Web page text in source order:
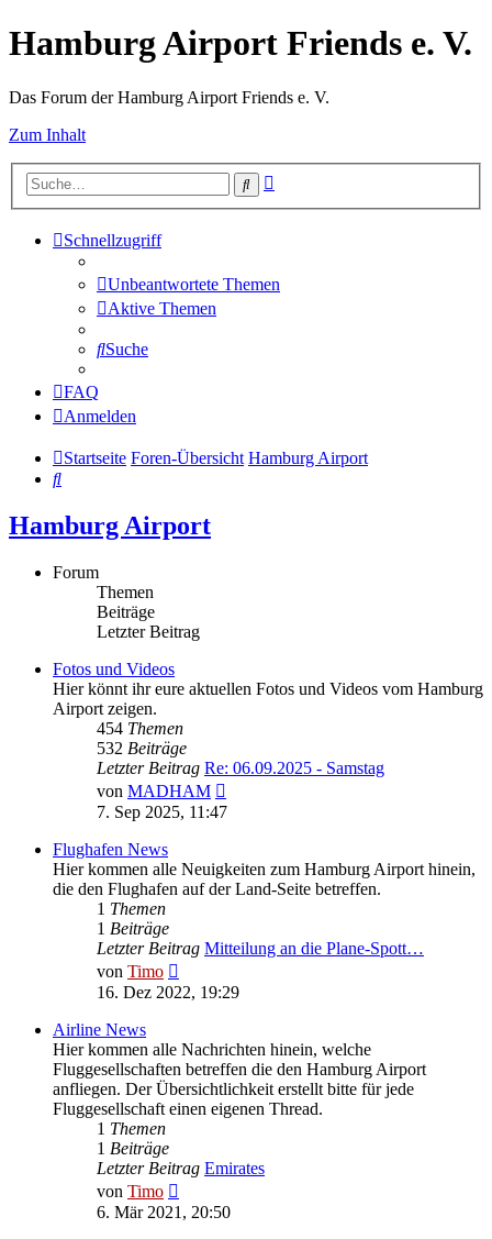
Hamburg Airport Friends e. V.
Das Forum der Hamburg Airport Friends e. V.
Zum Inhalt
Suche
Schnellzugriff
Unbeantwortete Themen
Aktive Themen
Suche
FAQ
Anmelden
Startseite Foren-Übersicht Hamburg Airport
Suche
Hamburg Airport
Forum
Themen
Beiträge
Letzter Beitrag
Fotos und Videos
Hier könnt ihr eure aktuellen Fotos und Videos vom Hamburg
Airport zeigen.
454 Themen
532 Beiträge
Letzter Beitrag Re: 06.09.2025 - Samstag
von MADHAM
Beitrag
7. Sep 2025, 11:47
Flughafen News
Hier kommen alle Neuigkeiten zum Hamburg Airport hinein,
die den Flughafen auf der Land-Seite betreffen.
1 Themen
1 Beiträge
Letzter Beitrag Mitteilung an die Plane-Spott…
von Timo
Beitrag
16. Dez 2022, 19:29
Airline News
Hier kommen alle Nachrichten hinein, welche
Fluggesellschaften betreffen die den Hamburg Airport
anfliegen. Der Übersichtlichkeit erstellt bitte für jede
Fluggesellschaft einen eigenen Thread.
1 Themen
1 Beiträge
Letzter Beitrag Emirates
von Timo
Beitrag
6. Mär 2021, 20:50